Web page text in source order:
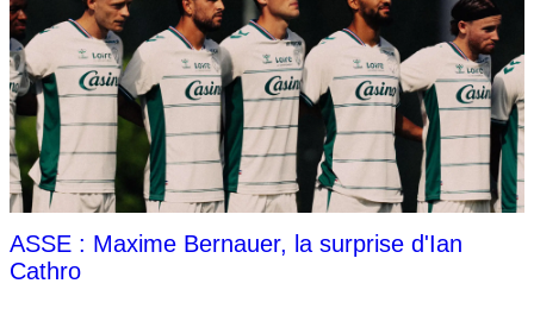
ASSE : Maxime Bernauer, la surprise d'Ian
Cathro